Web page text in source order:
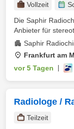
Vollzeit
Die Saphir
Anbieter für
Saphir
Frankfurt am
vor 5 Tagen
Radiologe /
Teilzeit